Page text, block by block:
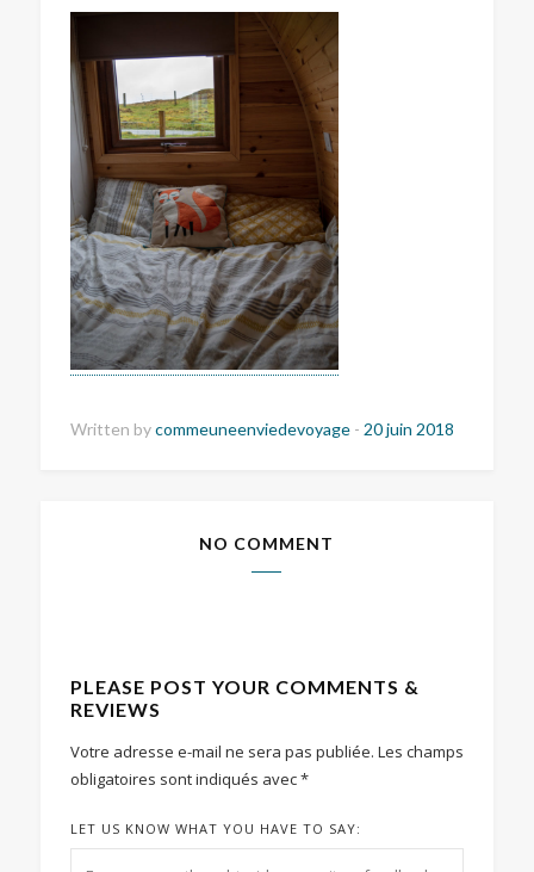
Written bycommeuneenviedevoyage - 20 juin 2018
NO COMMENT
PLEASE POST YOUR COMMENTS &
REVIEWS
Votre adresse e-mail ne sera pas publiée. Les champs
obligatoires sont indiqués avec*
LET US KNOW WHAT YOU HAVE TO SAY: